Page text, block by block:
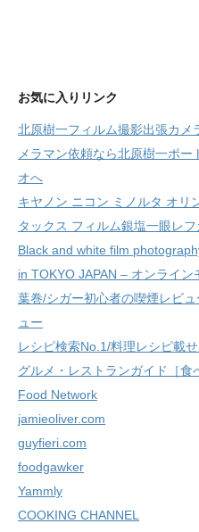
お気に入りリンク
北原樹一フィルム撮影出張カメ
メラマン依頼なら北原樹一ポ
オへ
キヤノン ニコン ミノルタ オリ
タックス フィルム銀塩一眼レ
Black and white film
in TOKYO JAPAN – オンライ
葉巻/シガー初心者の喫煙レビ
ュー
レシピ検索No.1/料理レシピ載
グルメ・レストランガイド［食
Food Network
jamieoliver.com
guyfieri.com
foodgawker
Yammly
COOKING CHANNEL